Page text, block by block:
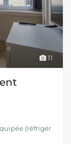
11
(réfrigér